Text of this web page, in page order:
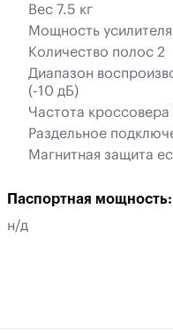
Вес 7.5 кг
Mощность
Количество полос 2
Диапазон
(-10 дБ)
Частота кроссовера
Раздельное
Магнитная защита
Паспортная мощность:
н/д